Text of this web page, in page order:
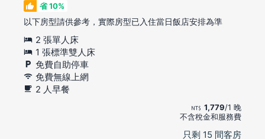
省 10%
以下房型請供參考，實際房型已入住當日飯店安排為準
2 張單人床
1 張標準雙人床
免費自助停車
免費無線上網
2 人早餐
1,779/1 晚
不含稅金和服務費
只剩 15 間客房